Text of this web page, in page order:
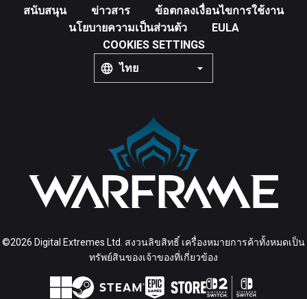
สนับสนุน ข่าวสาร
ข้อตกลงเงื่อนไขการใช้งาน
นโยบายความเป็นส่วนตัว
EULA
COOKIES SETTINGS
ไทย
©2026 Digital Extremes Ltd. สงวนลิขสิทธิ์ เครื่องหมายการค้าทั้งหมดเป็น
ทรัพย์สินของเจ้าของที่เกี่ยวข้อง